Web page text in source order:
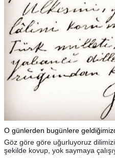
O günlerden bugünlere
Göz göre göre uğurluyoruz
şekilde kovup, yok saymaya